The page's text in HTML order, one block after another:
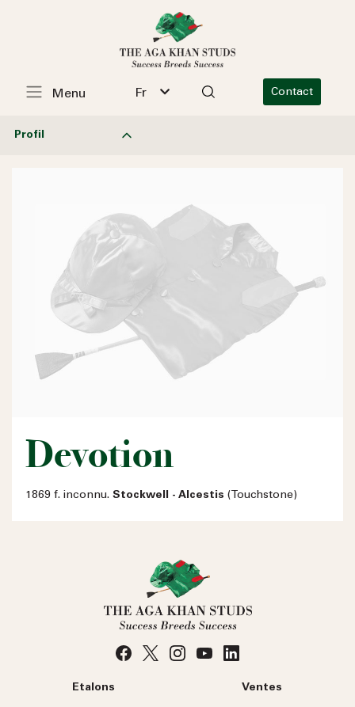
Fr Contact
Menu
Profil
Devotion
1869 f. inconnu. Stockwell - Alcestis (Touchstone)
Etalons Ventes